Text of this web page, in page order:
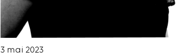
3 mai 2023